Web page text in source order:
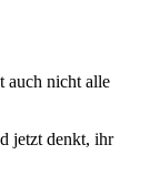
auch nicht alle
jetzt denkt, ihr